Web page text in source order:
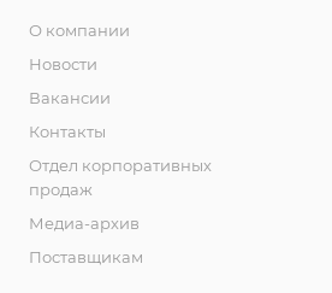
О компании
Новости
Вакансии
Контакты
Отдел корпоративных
продаж
Медиа-архив
Поставщикам